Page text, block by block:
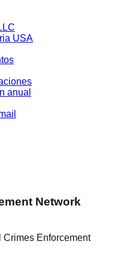
USA
anual
Network
Enforcement